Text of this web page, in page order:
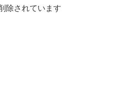
除されています